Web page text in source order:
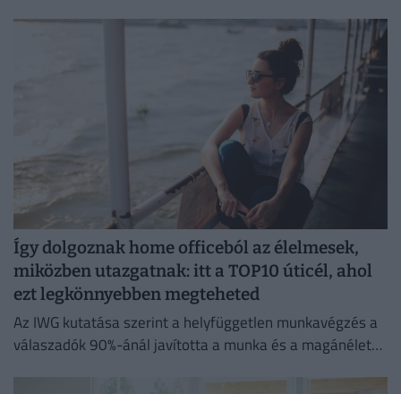
Így dolgoznak home officeból az élelmesek,
miközben utazgatnak: itt a TOP10 úticél, ahol
ezt legkönnyebben megteheted
Az IWG kutatása szerint a helyfüggetlen munkavégzés a
válaszadók 90%-ánál javította a munka és a magánélet